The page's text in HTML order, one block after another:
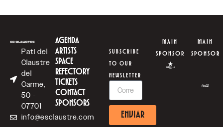
Pati del
Claustre
del
Carme,
50 -
07701
info@esclaustre.com
AGENDA
ARTISTS
SPACE
REFECTORY
TICKETS
CONTACT
SPONSORS
SUBSCRIBE
TO OUR
NEWSLETTER
ENVIAR
MAIN
SPONSOR
MAIN
SPONSOR